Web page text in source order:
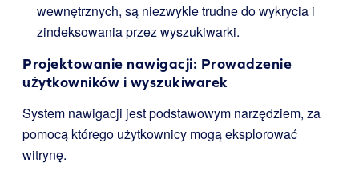
wewnętrznych, są niezwykle trudne do wykrycia i
zindeksowania przez wyszukiwarki.
Projektowanie nawigacji: Prowadzenie
użytkowników i wyszukiwarek
System nawigacji jest podstawowym narzędziem, za
pomocą którego użytkownicy mogą eksplorować
witrynę.